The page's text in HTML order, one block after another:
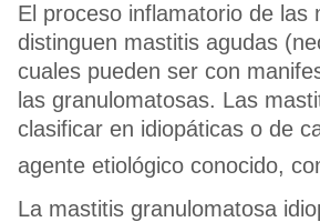
El proceso inflamatorio de
distinguen mastitis agudas
cuales pueden ser con
las granulomatosas. Las
clasificar en idiopáticas o de
agente etiológico conocido,
La mastitis granulomatosa